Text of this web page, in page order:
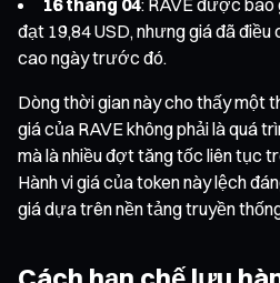
đạt 19,84 USD, nhưng giá đã
cao ngày trước đó.
Dòng thời gian này cho thấy một
giá của RAVE không phải là quá
mà là nhiều đợt tăng tốc liên tục
Hành vi giá của token này lệch
giá dựa trên nền tảng truyền